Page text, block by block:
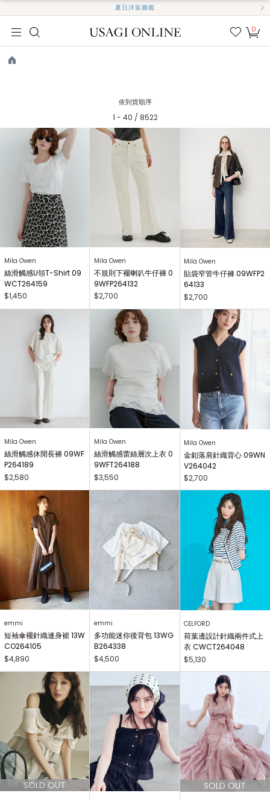
夏日洋裝圖鑑
我的
0
依到貨順序
1 - 40 / 8522
Mila Owen
絲滑觸感U領T-Shirt 09
WCT264159
$1,450
Mila Owen
不規則下襬喇叭牛仔褲 0
9WFP264132
$2,700
Mila Owen
貼袋窄管牛仔褲 09WFP2
64133
$2,700
Mila Owen
絲滑觸感休閒長褲 09WF
P264189
$2,580
Mila Owen
絲滑觸感蕾絲層次上衣 0
9WFT264188
$3,550
Mila Owen
金釦落肩針織背心 09WN
V264042
$2,700
emmi
短袖傘襬針織連身裙 13W
CO264105
$4,890
emmi
多功能迷你後背包 13WG
B264338
$4,500
CELFORD
荷葉邊設計針織兩件式上
衣 CWCT264048
$5,130